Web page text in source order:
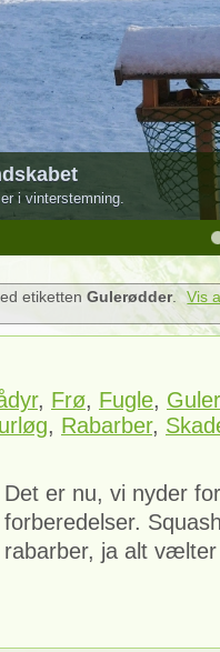
i vinterstemning.
etiketten Gulerødder. Vis
, Frø, Fugle,
, Rabarber,
Det er nu, vi nyder
forberedelser.
rabarber, ja alt